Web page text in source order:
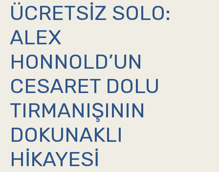
ÜCRETSIZ SOLO:
ALEX
HONNOLD’UN
CESARET DOLU
TIRMANIŞININ
DOKUNAKLI
HIKAYESI